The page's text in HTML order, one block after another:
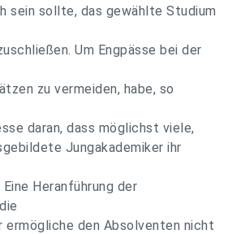
sein sollte, das gewählte Studium
Um Engpässe bei der
zu vermeiden, habe, so
daran, dass möglichst viele,
Jungakademiker ihr
Heranführung der
ermögliche den Absolventen nicht